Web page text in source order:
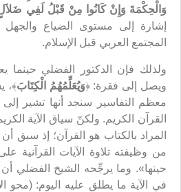
وَالْحِكْمَةَ وَإِنْ كَانُوا مِنْ قَبْلُ لَفِي
إشارة إلى مستوى الضياع
المجتمع العربي قبل الإسلام.
ولذلك فإن الدكتور الفضلي حينما
ويصل إلى فقرة: ﴿وَيُعَلِّمُهُمُ الْكِتَابَ﴾،
معظم التفاسير سنجد أنها تشير إلى
القرآن الكريم. ولكنّ سياق الآية
المراد بالكتاب هو القرآن؛ إذ سبق
من وظيفته تلاوة الآيات القرآنية
حينها». وما يرجِّحه الشيخ الفضلي أن
في الآية ما يطلق عليه اليوم: (محو